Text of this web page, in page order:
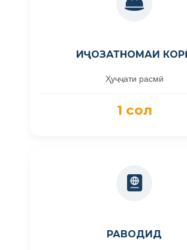
ИҶОЗАТНОМАИ
Ҳуҷҷати расмӣ
1 сол
РАВОДИД